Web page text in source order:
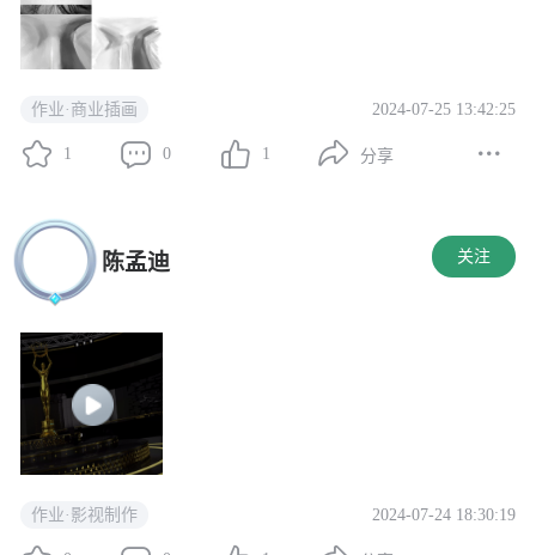
作业·商业插画 2024-07-25 13:42:25
1 0 1 分享
陈孟迪 关注
作业·影视制作 2024-07-24 18:30:19